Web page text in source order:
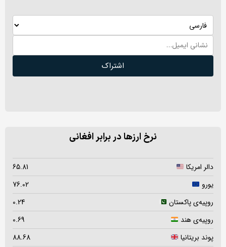
اشتراک
نرخ ارزها در برابر افغانی
دالر امریکا
65.81
یورو
76.02
روپیه‌ی پاکستان
0.24
روپیه‌ی هند
0.69
پوند بریتانیا
88.68